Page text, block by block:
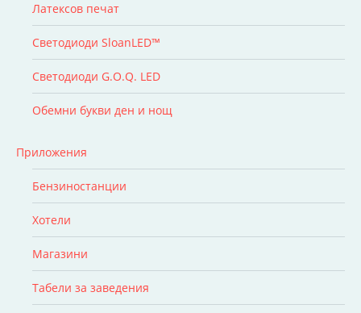
Латексов печат
Светодиоди SloanLED™
Светодиоди G.O.Q. LED
Обемни букви ден и нощ
Приложения
Бензиностанции
Хотели
Магазини
Табели за заведения